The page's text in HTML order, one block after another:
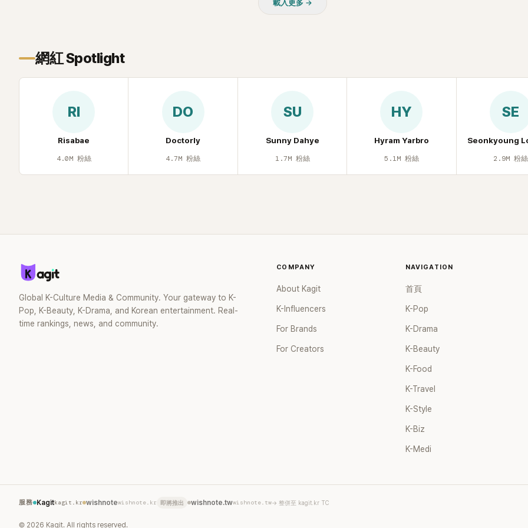
言，當時確實被質疑動過隆胸手術。她回
時隆胸手術幾乎只有「腋下切開」一種方式，
脆把腋下給大家看，證明我根本沒動過。」
笑。 事實上，早在 2006 年，李智惠就為
了證明自己沒有「隆乳」，真的召開了一場泳
去」的直率性格。其實她過去也曾在 SBS
節目《脫掉鞋子恢單4Men》 中，親自公開
重提這段至今仍被粉絲視為黑歷史代表作
的事件。 回顧李智惠的演藝路，她於
1998 年以混聲團體 S#arp 成員身分出
滿。如今除了持續活躍於綜藝節目，她經
營的 YouTube 頻道也即將突破百萬訂閱，
二春。
載入更多 →
網紅 Spotlight
RI
Risabae
4.0M 粉絲
DO
Doctorly
4.7M 粉絲
SU
Sunny Dahye
1.7M 粉絲
HY
Hyram Yarbro
5.1M 粉絲
SE
Seonkyoung
2.9M 粉絲
Global K-Culture Media & Community. Your gateway to K-
Pop, K-Beauty, K-Drama, and Korean entertainment. Real-
time rankings, news, and community.
COMPANY
About Kagit
K-Influencers
For Brands
For Creators
NAVIGATION
首頁
K-Pop
K-Drama
K-Beauty
K-Food
K-Travel
K-Style
K-Biz
K-Medi
服務 Kagitkagit.kr wishnotewishnote.kr 即將推出 wishnote.twwishnote.tw→ 整併至 kagit.kr TC
© 2026 Kagit. All rights reserved.